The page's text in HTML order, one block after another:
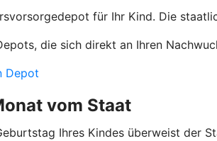
für Ihr Kind. Die
die sich direkt an Ihren
Depot
vom Staat
Ihres Kindes überweist der